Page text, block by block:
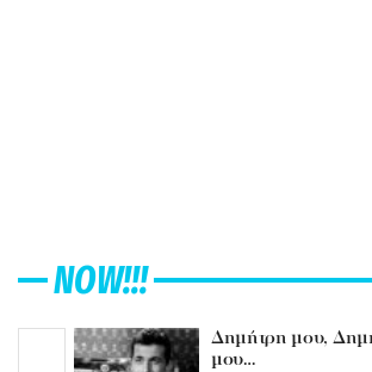
NOW!!!
Δημήτρη μου,
μου…